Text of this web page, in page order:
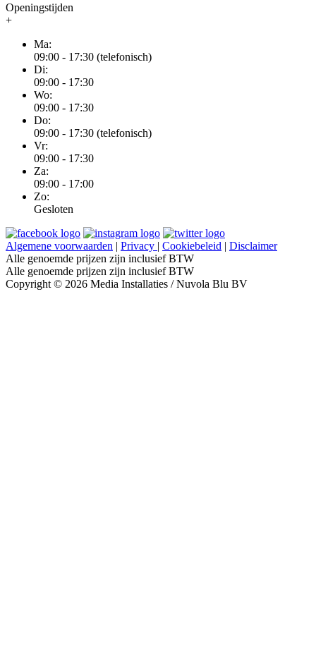
Openingstijden
+
Ma:
09:00 - 17:30 (telefonisch)
Di:
09:00 - 17:30
Wo:
09:00 - 17:30
Do:
09:00 - 17:30 (telefonisch)
Vr:
09:00 - 17:30
Za:
09:00 - 17:00
Zo:
Gesloten
Algemene voorwaarden | Privacy | Cookiebeleid | Disclaimer
Alle genoemde prijzen zijn inclusief BTW
Alle genoemde prijzen zijn inclusief BTW
Copyright © 2026 Media Installaties / Nuvola Blu BV